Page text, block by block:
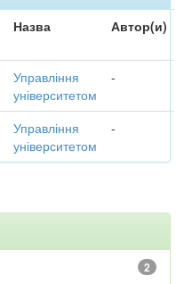
Назва Автор(и)
Управління
університетом
-
Управління
університетом
-
2